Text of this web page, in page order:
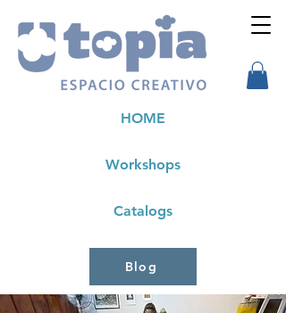
Workshops
HOME
Catalogs
Blog